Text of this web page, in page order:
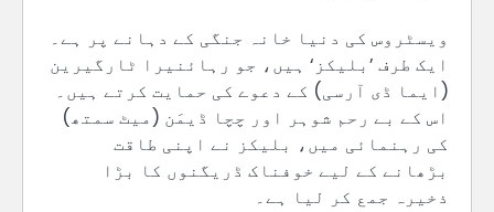
ویسٹروس کی دنیا خانہ جنگی کے دہانے پر ہے۔
ایک طرف ’بلیکز‘ ہیں، جو رہائنیرا ٹارگیرین
(ایما ڈی آرسی) کے دعوے کی حمایت کرتے ہیں۔
اس کے بے رحم شوہر اور چچا ڈیمَن (میٹ سمتھ)
کی رہنمائی میں، بلیکز نے اپنی طاقت
بڑھانے کے لیے خوفناک ڈریگنوں کا بڑا
ذخیرہ جمع کر لیا ہے۔